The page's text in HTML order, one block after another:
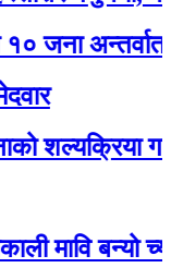
गर्नुपर्ने
बन्यो च्याम्पियन